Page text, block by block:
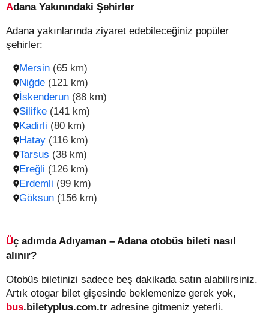
Adana Yakınındaki Şehirler
Adana yakınlarında ziyaret edebileceğiniz popüler
şehirler:
Mersin (65 km)
Hatay (116 km)
Niğde (121 km)
Tarsus (38 km)
İskenderun (88 km)
Ereğli (126 km)
Silifke (141 km)
Erdemli (99 km)
Kadirli (80 km)
Göksun (156 km)
Üç adımda Adıyaman – Adana otobüs bileti nasıl
alınır?
Otobüs biletinizi sadece beş dakikada satın alabilirsiniz.
Artık otogar bilet gişesinde beklemenize gerek yok,
bus.biletyplus.com.tr adresine gitmeniz yeterli.